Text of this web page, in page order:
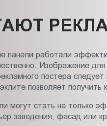
панели работали
Изображение
постера
позволяет
могут стать не только
заведения, фасад или